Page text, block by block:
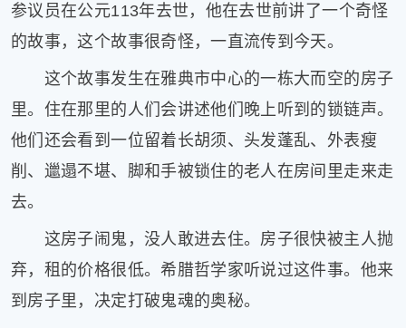
参议员在公元113年去世，他在去世前讲了一个奇怪
的故事，这个故事很奇怪，一直流传到今天。
这个故事发生在雅典市中心的一栋大而空的房子
里。住在那里的人们会讲述他们晚上听到的锁链声。
他们还会看到一位留着长胡须、头发蓬乱、外表瘦
削、邋遢不堪、脚和手被锁住的老人在房间里走来走
去。
这房子闹鬼，没人敢进去住。房子很快被主人抛
弃，租的价格很低。希腊哲学家听说过这件事。他来
到房子里，决定打破鬼魂的奥秘。